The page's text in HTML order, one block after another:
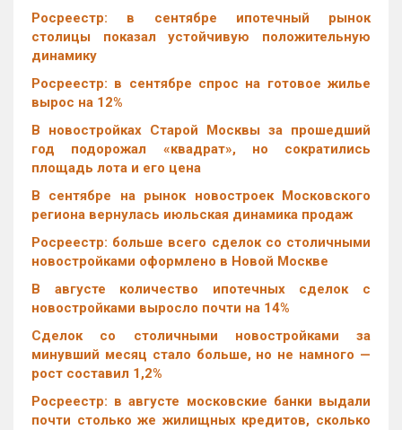
Росреестр: в сентябре ипотечный рынок
столицы показал устойчивую положительную
динамику
Росреестр: в сентябре спрос на готовое жилье
вырос на 12%
В новостройках Старой Москвы за прошедший
год подорожал «квадрат», но сократились
площадь лота и его цена
В сентябре на рынок новостроек Московского
региона вернулась июльская динамика продаж
Росреестр: больше всего сделок со столичными
новостройками оформлено в Новой Москве
В августе количество ипотечных сделок с
новостройками выросло почти на 14%
Cделок со столичными новостройками за
минувший месяц стало больше, но не намного —
рост составил 1,2%
Росреестр: в августе московские банки выдали
почти столько же жилищных кредитов, сколько